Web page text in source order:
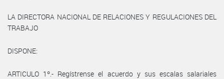
LA DIRECTORA NACIONAL DE RELACIONES Y REGULACIONES DEL
TRABAJO
DISPONE:
ARTICULO 1º.- Regístrense el acuerdo y sus escalas salariales